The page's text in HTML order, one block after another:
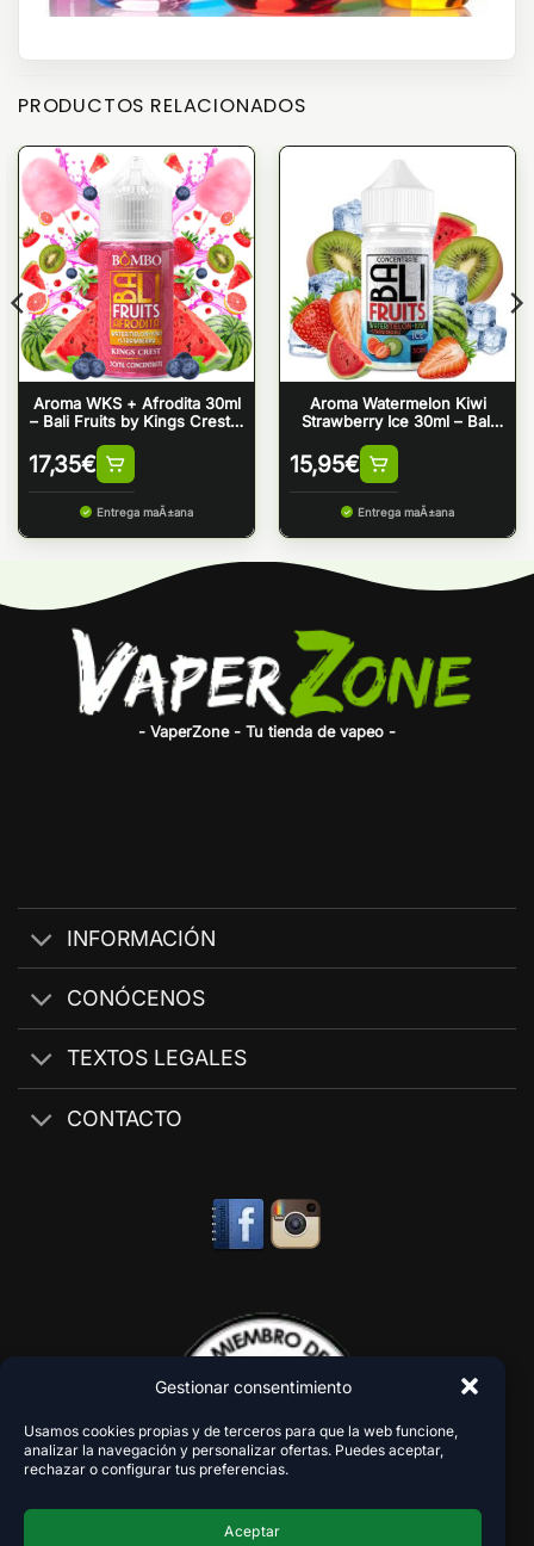
Gestionar consentimiento
Usamos cookies propias y de terceros para que la web funcione,
analizar la navegación y personalizar ofertas. Puedes aceptar,
rechazar o configurar tus preferencias.
Aceptar
PRODUCTOS RELACIONADOS
Aroma WKS + Afrodita 30ml
– Bali Fruits by Kings Crest &
17,35€
Entrega maÃ±ana
Aroma Watermelon Kiwi
Strawberry Ice 30ml – Bali
15,95€
Entrega maÃ±ana
- VaperZone - Tu tienda de vapeo -
INFORMACIÓN
CONÓCENOS
TEXTOS LEGALES
CONTACTO